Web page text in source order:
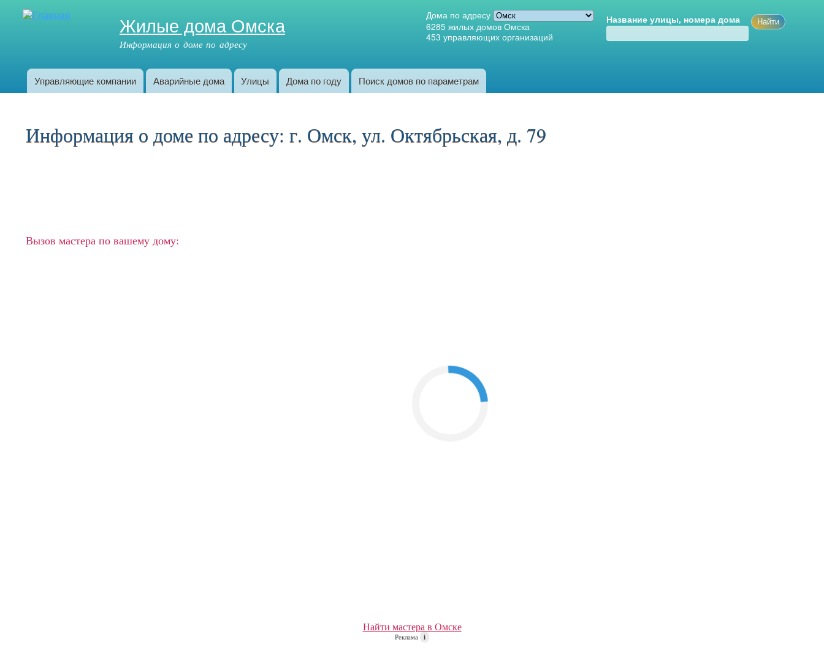
Жилые дома Омска
Информация о доме по адресу
Дома по адресу
6285 жилых домов Омска
453 управляющих организаций
Название улицы, номера дома
Главное меню
Управляющие компании Аварийные дома Улицы Дома по году Поиск домов по параметрам
Информация о доме по адресу: г. Омск, ул. Октябрьская, д. 79
Вызов мастера по вашему дому:
Найти мастера в Омске
Реклама i